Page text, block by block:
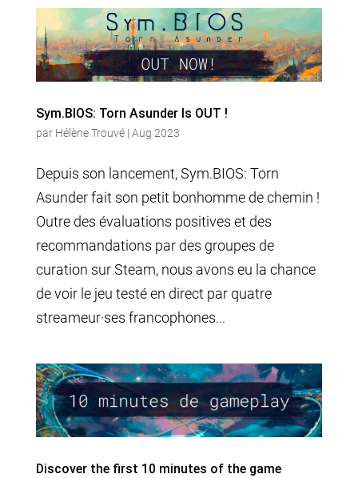
Sym.BIOS: Torn Asunder Is OUT !
par Hélène Trouvé| Aug 2023
Depuis son lancement, Sym.BIOS: Torn
Asunder fait son petit bonhomme de chemin !
Outre des évaluations positives et des
recommandations par des groupes de
curation sur Steam, nous avons eu la chance
de voir le jeu testé en direct par quatre
streameur·ses francophones...
Discover the first 10 minutes of the game